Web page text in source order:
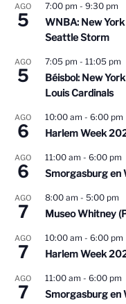
AGO
5
7:00 pm - 9:30 pm
WNBA: New
Seattle Storm
AGO
5
7:05 pm - 11:05 pm
Béisbol: New
Louis Cardinals
AGO
6
10:00 am - 6:00 pm
Harlem Week
AGO
6
11:00 am - 6:00 pm
Smorgasburg en
AGO
7
8:00 am - 5:00 pm
Museo Whitney
AGO
7
10:00 am - 6:00 pm
Harlem Week
AGO
7
11:00 am - 6:00 pm
Smorgasburg en